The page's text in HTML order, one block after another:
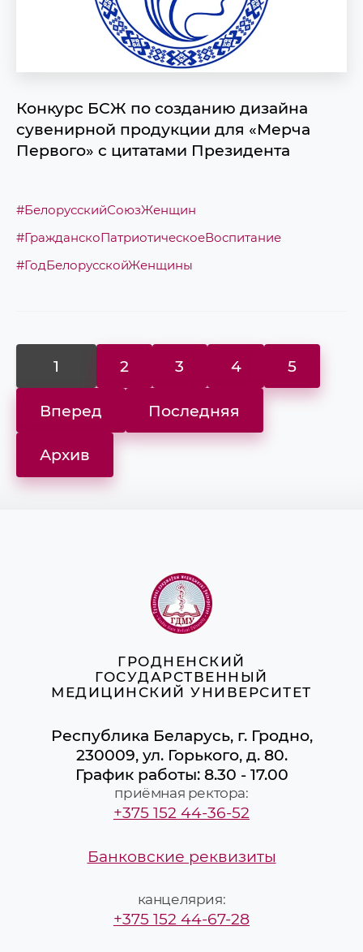
Конкурс БСЖ по созданию дизайна
сувенирной продукции для «Мерча
Первого» с цитатами Президента
#БелорусскийСоюзЖенщин
#ГражданскоПатриотическоеВоспитание
#ГодБелорусскойЖенщины
1 2 3 4 5
Вперед Последняя
Архив
ГРОДНЕНСКИЙ
ГОСУДАРСТВЕННЫЙ
МЕДИЦИНСКИЙ УНИВЕРСИТЕТ
Республика Беларусь, г. Гродно,
230009, ул. Горького, д. 80.
График работы: 8.30 - 17.00
приёмная ректора:
+375 152 44-36-52
Банковские реквизиты
канцелярия:
+375 152 44-67-28